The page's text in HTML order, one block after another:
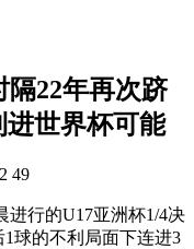
隔22年再次跻
世界杯可能
49
进行的U17亚洲杯1/4决
球的不利局面下连进3